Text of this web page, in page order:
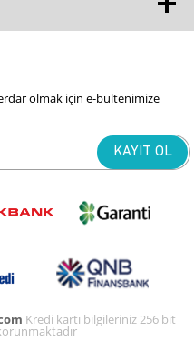
olmak için e-bültenimize
Kredi kartı bilgileriniz 256 bit